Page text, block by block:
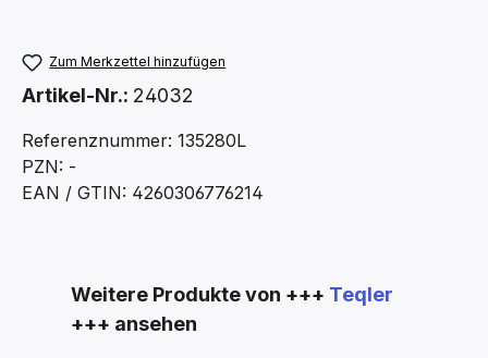
Zum Merkzettel hinzufügen
Artikel-Nr.: 24032
Referenznummer: 135280L
PZN: -
EAN / GTIN: 4260306776214
Produktgalerie überspringen
Weitere Produkte von +++ Teqler
+++ ansehen